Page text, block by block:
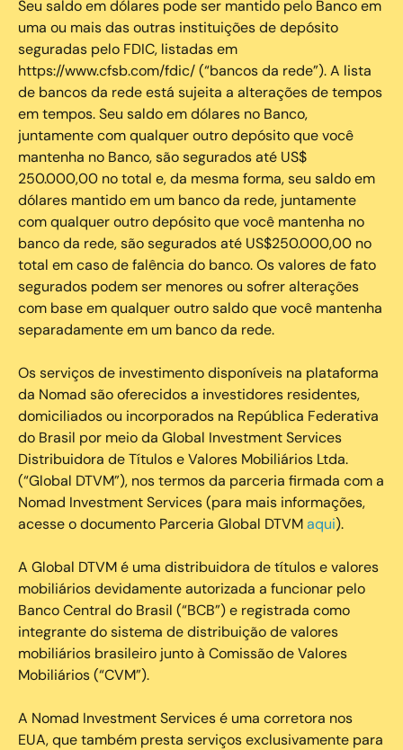
Seu saldo em dólares pode ser mantido pelo Banco em
uma ou mais das outras instituições de depósito
seguradas pelo FDIC, listadas em
https://www.cfsb.com/fdic/ (“bancos da rede”). A lista
de bancos da rede está sujeita a alterações de tempos
em tempos. Seu saldo em dólares no Banco,
juntamente com qualquer outro depósito que você
mantenha no Banco, são segurados até US$
250.000,00 no total e, da mesma forma, seu saldo em
dólares mantido em um banco da rede, juntamente
com qualquer outro depósito que você mantenha no
banco da rede, são segurados até US$250.000,00 no
total em caso de falência do banco. Os valores de fato
segurados podem ser menores ou sofrer alterações
com base em qualquer outro saldo que você mantenha
separadamente em um banco da rede.
Os serviços de investimento disponíveis na plataforma
da Nomad são oferecidos a investidores residentes,
domiciliados ou incorporados na República Federativa
do Brasil por meio da Global Investment Services
Distribuidora de Títulos e Valores Mobiliários Ltda.
(“Global DTVM”), nos termos da parceria firmada com a
Nomad Investment Services (para mais informações,
acesse o documento Parceria Global DTVMaqui).
A Global DTVM é uma distribuidora de títulos e valores
mobiliários devidamente autorizada a funcionar pelo
Banco Central do Brasil (“BCB”) e registrada como
integrante do sistema de distribuição de valores
mobiliários brasileiro junto à Comissão de Valores
Mobiliários (“CVM”).
‍A Nomad Investment Services é uma corretora nos
EUA, que também presta serviços exclusivamente para